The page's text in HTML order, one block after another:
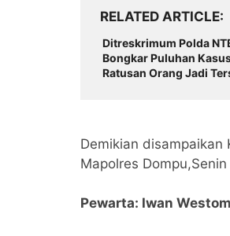
RELATED ARTICLE
Ditreskrimum Polda
Bongkar Puluhan
Ratusan Orang Jadi
Demikian disampaikan
Mapolres
Pewarta: Iwan Westom